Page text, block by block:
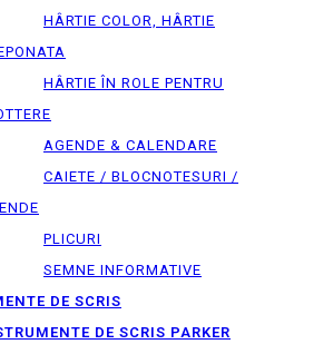
HÂRTIE COLOR, HÂRTIE
HÂRTIE ÎN ROLE PENTRU
AGENDE & CALENDARE
CAIETE / BLOCNOTESURI /
PLICURI
SEMNE INFORMATIVE
DE SCRIS
DE SCRIS PARKER